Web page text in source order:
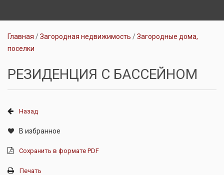
Главная Загородная недвижимость
Загородные дома,
поселки
РЕЗИДЕНЦИЯ С БАССЕЙНОМ
Назад
В избранное
Сохранить в формате PDF
Печать